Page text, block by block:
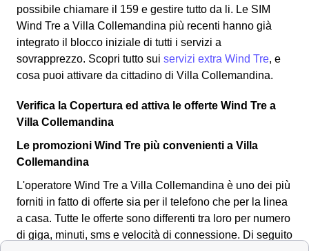
possibile chiamare il 159 e gestire tutto da li. Le SIM
Wind Tre a Villa Collemandina più recenti hanno già
integrato il blocco iniziale di tutti i servizi a
sovrapprezzo. Scopri tutto sui servizi extra Wind Tre, e
cosa puoi attivare da cittadino di Villa Collemandina.
Verifica la Copertura ed attiva le offerte Wind Tre a
Villa Collemandina
Le promozioni Wind Tre più convenienti a Villa
Collemandina
L'operatore Wind Tre a Villa Collemandina è uno dei più
forniti in fatto di offerte sia per il telefono che per la linea
a casa. Tutte le offerte sono differenti tra loro per numero
di giga, minuti, sms e velocità di connessione. Di seguito